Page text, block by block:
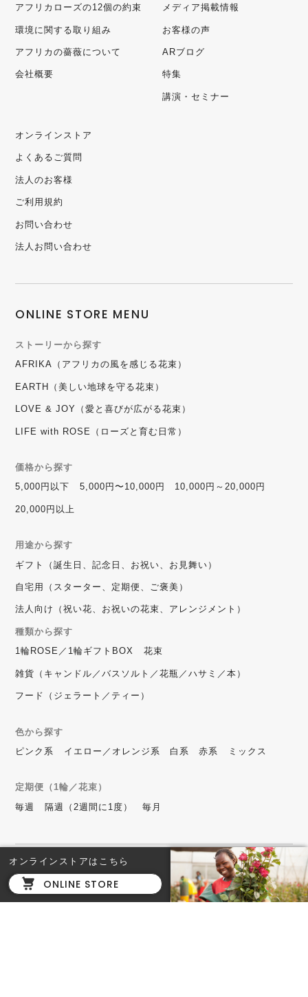
オンラインストアはこちら
ONLINE STORE
アフリカローズの12個の約束
環境に関する取り組み
アフリカの薔薇について
会社概要
メディア掲載情報
お客様の声
ARブログ
特集
講演・セミナー
オンラインストア
よくあるご質問
法人のお客様
ご利用規約
お問い合わせ
法人お問い合わせ
ONLINE STORE MENU
ストーリーから探す
AFRIKA（アフリカの風を感じる花束）
EARTH（美しい地球を守る花束）
LOVE & JOY（愛と喜びが広がる花束）
LIFE with ROSE（ローズと育む日常）
価格から探す
5,000円以下
5,000円〜10,000円 10,000円～20,000円
20,000円以上
用途から探す
ギフト（誕生日、記念日、お祝い、お見舞い）
自宅用（スターター、定期便、ご褒美）
法人向け（祝い花、お祝いの花束、アレンジメント）
種類から探す
1輪ROSE／1輪ギフトBOX
花束
雑貨（キャンドル／バスソルト／花瓶／ハサミ／本）
フード（ジェラート／ティー）
色から探す
ピンク系
イエロー／オレンジ系 白系 赤系 ミックス
定期便（1輪／花束）
毎週
隔週（2週間に1度） 毎月
Roppongi Hills
六本木ヒルズ店